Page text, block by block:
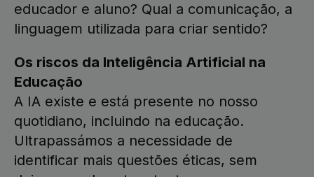
educador e aluno? Qual a comunicação, a
linguagem utilizada para criar sentido?
Os riscos da Inteligência Artificial na
Educação
A IA existe e está presente no nosso
quotidiano, incluindo na educação.
Ultrapassámos a necessidade de
identificar mais questões éticas, sem